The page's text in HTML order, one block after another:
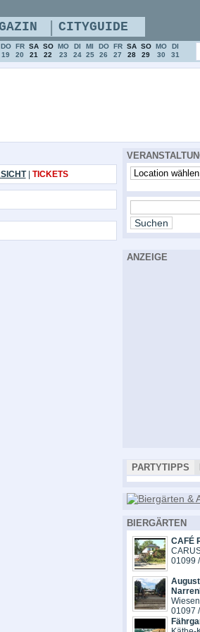
| TICKETS
ANZEIGE
PARTYTIPPS
BIERGÄRTEN
CAFÉ
01099
01097
| CITYGUIDE
DO
19
FR
20
SA
21
SO
22
MO
23
DI
24
MI
25
DO
26
FR
27
SA
28
SO
29
MO
30
DI
31